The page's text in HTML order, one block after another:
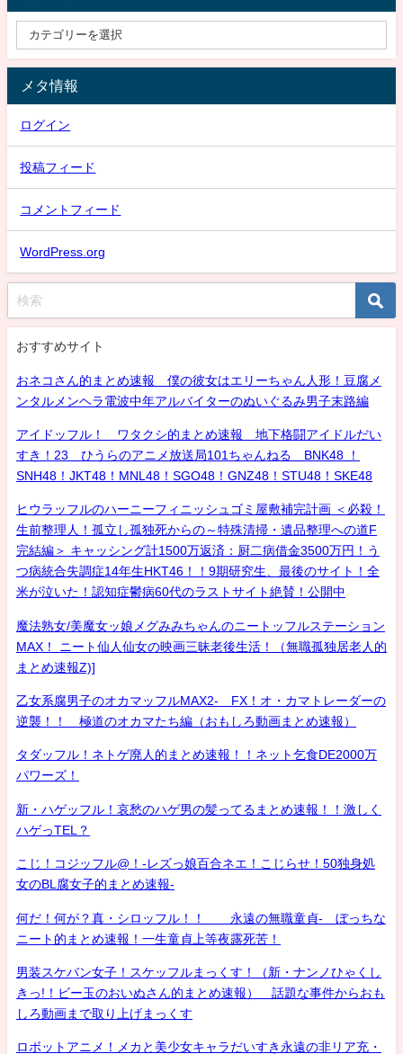
メタ情報
ログイン
投稿フィード
コメントフィード
WordPress.org
おすすめサイト
おネコさん的まとめ速報 僕の彼女はエリーちゃん人形！豆腐メ
ンタルメンヘラ電波中年アルバイターのぬいぐるみ男子末路編
アイドッフル！ ワタクシ的まとめ速報 地下格闘アイドルだい
すき！23 ひうらのアニメ放送局101ちゃんねる BNK48 ！
SNH48！JKT48！MNL48！SGO48！GNZ48！STU48！SKE48
ヒウラッフルのハーニーフィニッシュゴミ屋敷補完計画 ＜必殺！
生前整理人！孤立し孤独死からの～特殊清掃・遺品整理への道F
完結編＞ キャッシング計1500万返済：厨二病借金3500万円！う
つ病統合失調症14年生HKT46！！9期研究生、最後のサイト！全
米が泣いた！認知症鬱病60代のラストサイト絶賛！公開中
魔法熟女/美魔女ッ娘メグみみちゃんのニートッフルステーション
MAX！ ニート仙人仙女の映画三昧老後生活！（無職孤独居老人的
まとめ速報Z)]
乙女系腐男子のオカマッフルMAX2- FX！オ・カマトレーダーの
逆襲！！ 極道のオカマたち編（おもしろ動画まとめ速報）
タダッフル！ネトゲ廃人的まとめ速報！！ネット乞食DE2000万
パワーズ！
新・ハゲッフル！哀愁のハゲ男の髪ってるまとめ速報！！激しく
ハゲっTEL？
こじ！コジッフル@！-レズっ娘百合ネエ！こじらせ！50独身処
女のBL腐女子的まとめ速報-
何だ！何が？真・シロッフル！！ 永遠の無職童貞- ぼっちな
ニート的まとめ速報！一生童貞上等夜露死苦！
男装スケバン女子！スケッフルまっくす！（新・ナンノひゃくし
きっ!！ビー玉のおいぬさん的まとめ速報） 話題な事件からおも
しろ動画まで取り上げまっくす
ロボットアニメ！メカと美少女キャラだいすき永遠の非リア充・